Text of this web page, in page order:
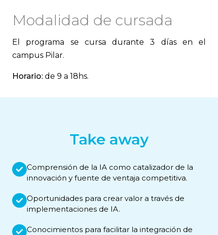
Modalidad de cursada
El programa se cursa durante 3 días en el
campus Pilar.
Horario: de 9 a 18hs.
Take away
Comprensión de la IA como catalizador de la
innovación y fuente de ventaja competitiva.
Oportunidades para crear valor a través de
implementaciones de IA.
Conocimientos para facilitar la integración de